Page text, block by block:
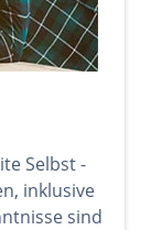
Selbst -
inklusive
sind